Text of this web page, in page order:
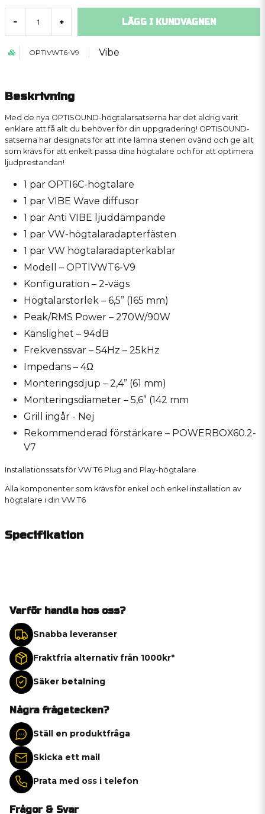
- + LÄGG I KUNDVAGNEN
OPTIVWT6-V9 Vibe
Beskrivning
Med de nya OPTISOUND-högtalarsatserna har det aldrig varit
enklare att få allt du behöver för din uppgradering! OPTISOUND-
satserna har designats för att inte lämna stenen ovänd och ge allt
som krävs för att enkelt passa dina högtalare och för att optimera
ljudprestandan!
1 par OPTI6C-högtalare
1 par VIBE Wave diffusor
1 par Anti VIBE ljuddämpande
1 par VW-högtalaradapterfästen
1 par VW högtalaradapterkablar
Modell – OPTIVWT6-V9
Konfiguration – 2-vägs
Högtalarstorlek – 6,5” (165 mm)
Peak/RMS Power – 270W/90W
Känslighet – 94dB
Frekvenssvar – 54Hz – 25kHz
Impedans – 4Ω
Monteringsdjup – 2,4” (61 mm)
Monteringsdiameter – 5,6” (142 mm
Grill ingår - Nej
Rekommenderad förstärkare – POWERBOX60.2-
V7
Installationssats för VW T6 Plug and Play-högtalare
Alla komponenter som krävs för enkel och enkel installation av
högtalare i din VW T6
Specifikation
Varför handla hos oss?
Snabba leveranser
Fraktfria alternativ från 1000kr*
Säker betalning
Några frågetecken?
Ställ en produktfråga
Skicka ett mail
Prata med oss i telefon
Frågor & Svar